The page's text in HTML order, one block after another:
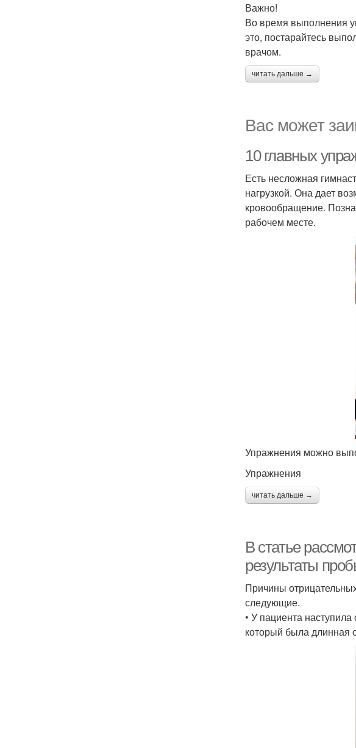
Важно!
Во время выполнения
это, постарайтесь
врачом.
читать дальше →
Вас может
10 главных
Есть несложная
нагрузкой. Она дает
кровообращение.
рабочем месте.
Упражнения можно
Упражнения
читать дальше →
В статье
результаты
Причины
следующие.
• У пациента
который была длинная